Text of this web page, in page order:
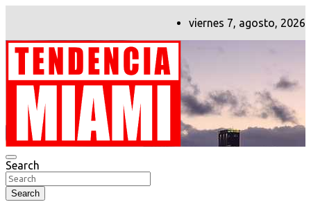
viernes 7, agosto, 2026
Tendencia Miami
Search
Search